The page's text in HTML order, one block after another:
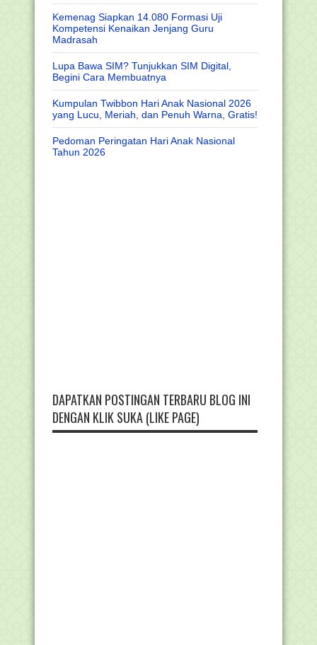
Kemenag Siapkan 14.080 Formasi Uji
Kompetensi Kenaikan Jenjang Guru
Madrasah
Lupa Bawa SIM? Tunjukkan SIM Digital,
Begini Cara Membuatnya
Kumpulan Twibbon Hari Anak Nasional 2026
yang Lucu, Meriah, dan Penuh Warna, Gratis!
Pedoman Peringatan Hari Anak Nasional
Tahun 2026
DAPATKAN POSTINGAN TERBARU BLOG INI
DENGAN KLIK SUKA (LIKE PAGE)